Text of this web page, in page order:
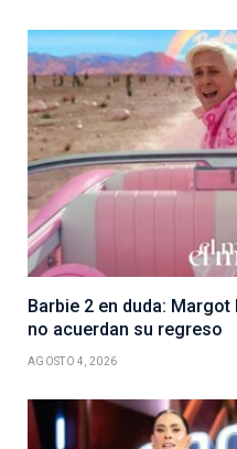
Barbie 2 en duda: Margot
no acuerdan su regreso
AGOSTO 4, 2026